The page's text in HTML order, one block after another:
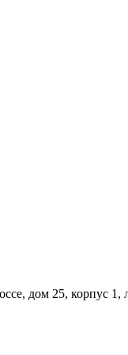
дом 25, корпус 1,